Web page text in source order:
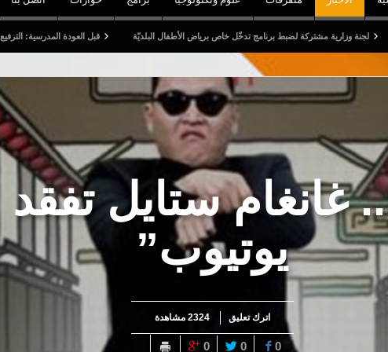
لضبط برنامج تدخّل خاص برياض الأطفال البلديّة قبل العودة المدرسية: الترفيع في مساعدات أبناء
غانغام ستايل
يوتيوب”
اترك تعليق 2324 مشاهدة
0
0
0